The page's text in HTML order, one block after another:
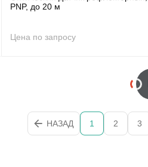
PNP, до 20 м
Цена по запросу
НАЗАД 1 2 3